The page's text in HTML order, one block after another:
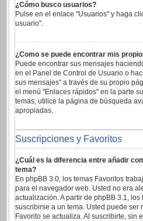
¿Cómo busco usuarios?
Pulse en el enlace "Usuarios" y haga
usuario".
¿Como se puede encontrar mis
Puede encontrar sus mensajes
en el Panel de Control de Usuario o
sus mensajes" a través de su propio
el menú "Enlaces rápidos" en la parte
temas, utilice la página de búsqueda
apropiadas.
Suscripciones y Favoritos
¿Cuál es la diferencia entre añadir
tema?
En phpBB 3.0, los temas Favoritos
para el navegador web. Usted no era
actualización. A partir de phpBB 3.1,
suscribirse a un tema. Usted puede ser
Favorito se actualiza. Al suscribirte, sin